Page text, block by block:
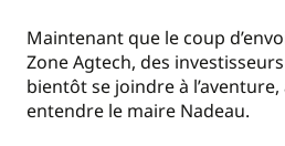
Maintenant que le coup
Zone Agtech, des
bientôt se joindre à
entendre le maire Nadeau.